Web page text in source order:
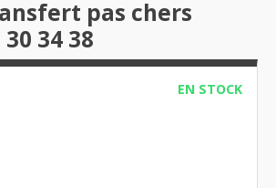
pas chers
30 34 38
EN STOCK